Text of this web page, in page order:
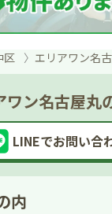
区 エリアワン名
ワン名古屋丸
LINEでお問い合
内